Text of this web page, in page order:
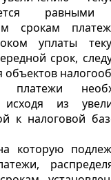
срокам
уплаты
срок,
объектов
платежи
исходя из
к налоговой
которую